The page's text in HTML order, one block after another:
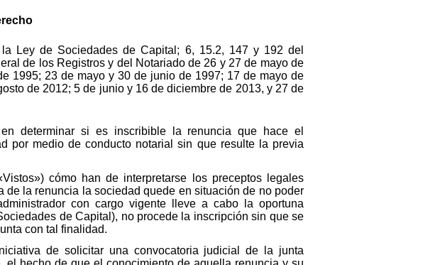
Ley de Sociedades de Capital; 6, 15.2, 147 y 192 del
de los Registros y del Notariado de 26 y 27 de mayo de
1995; 23 de mayo y 30 de junio de 1997; 17 de mayo de
de 2012; 5 de junio y 16 de diciembre de 2013, y 27 de
determinar si es inscribible la renuncia que hace el
por medio de conducto notarial sin que resulte la previa
cómo han de interpretarse los preceptos legales
la renuncia la sociedad quede en situación de no poder
con cargo vigente lleve a cabo la oportuna
de Capital), no procede la inscripción sin que se
con tal finalidad.
de solicitar una convocatoria judicial de la junta